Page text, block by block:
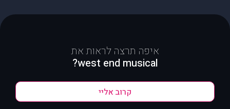
איפה תרצה לראות את
west end musical?